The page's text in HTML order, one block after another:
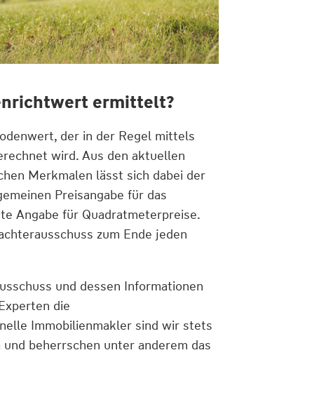
ermittelt?
der in der Regel mittels
wird. Aus den aktuellen
Merkmalen lässt sich dabei der
Preisangabe für das
Angabe für Quadratmeterpreise.
zum Ende jeden
und dessen Informationen
die
Immobilienmakler sind wir stets
beherrschen unter anderem das